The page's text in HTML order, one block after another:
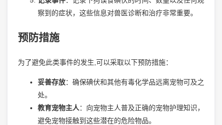
察到的症状，这些信息对兽医诊断和治疗非常重要。
预防措施
为了避免此类事件的发生,可以采取以下预防措施：
妥善存放：确保碘伏和其他有毒化学品远离宠物可及之
处。
教育宠物主人：向宠物主人普及正确的宠物护理知识，
避免宠物接触到这些潜在的危险物品。